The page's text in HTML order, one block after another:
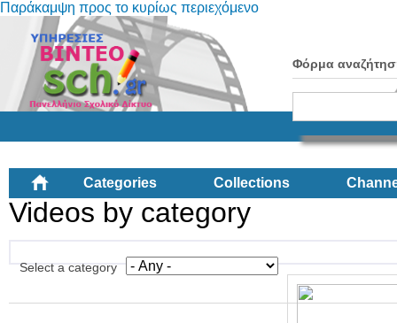
Παράκαμψη προς το κυρίως περιεχόμενο
Φόρμα
Categories Collections
Videos by category
Select a category